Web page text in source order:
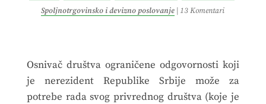
Spoljnotrgovinsko i devizno poslovanje
13 Komentari
Osnivač društva ograničene odgovornosti koji
je nerezident Republike Srbije može za
potrebe rada svog privrednog društva (koje je